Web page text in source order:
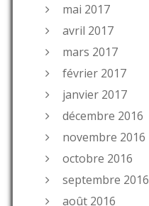
mai 2017
avril 2017
mars 2017
février 2017
janvier 2017
décembre 2016
novembre 2016
octobre 2016
septembre 2016
août 2016